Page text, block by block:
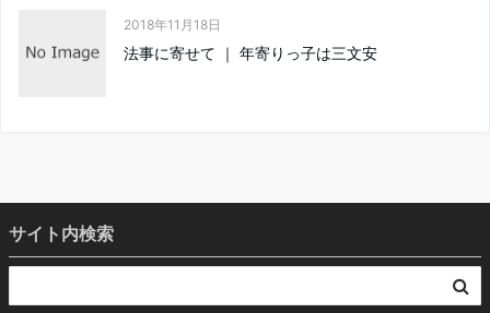
2018年11月18日
法事に寄せて ｜ 年寄りっ子は三文安
サイト内検索